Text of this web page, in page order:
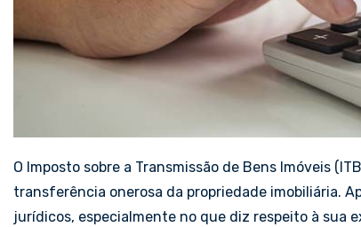
O Imposto sobre a Transmissão de Bens Imóveis
transferência onerosa da propriedade imobiliária.
jurídicos, especialmente no que diz respeito à sua